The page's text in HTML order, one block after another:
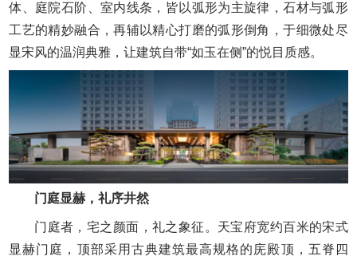
体、庭院石阶、室内线条，皆以弧形为主旋律，石材与弧形
工艺的精妙融合，再辅以精心打磨的弧形倒角，于细微处尽
显宋风的温润典雅，让建筑自带“如玉在侧”的悦目质感。
门庭显赫，礼序井然
门庭者，宅之颜面，礼之象征。天宝府宽约百米的宋式
显赫门庭，顶部采用古典建筑最高规格的庑殿顶，五脊四